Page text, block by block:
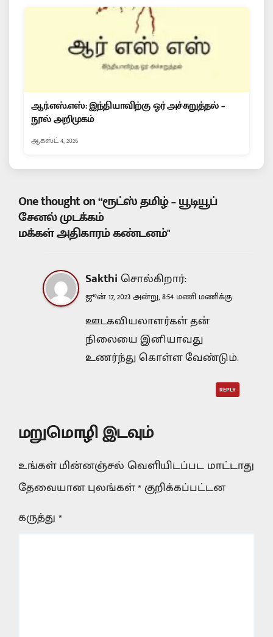
ஆர்.எஸ்.எஸ்: இந்தியாவிற்கு ஓர் அச்சுறுத்தல் –
நூல் அறிமுகம்
ஆகஸ்ட் 4, 2026
One thought on “ரூட்ஸ் தமிழ் – யூடியூப்
சேனல் முடக்கம்
மக்கள் அதிகாரம் கண்டனம்"
Sakthiசொல்கிறார்:
ஜூன் 17, 2023 அன்று, 8:54 மணி மணிக்கு
ஊடகவியலாளர்கள் தன்
நிலையை இனியாவது
உணர்ந்து கொள்ள வேண்டும்.
REPLY
மறுமொழி இடவும்
உங்கள் மின்னஞ்சல் வெளியிடப்பட மாட்டாது
தேவையான புலங்கள்*குறிக்கப்பட்டன
கருத்து*